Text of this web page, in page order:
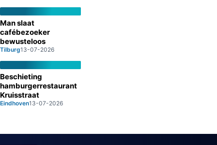
Man slaat
cafébezoeker
bewusteloos
Tilburg13-07-2026
Beschieting
hamburgerrestaurant
Kruisstraat
Eindhoven13-07-2026